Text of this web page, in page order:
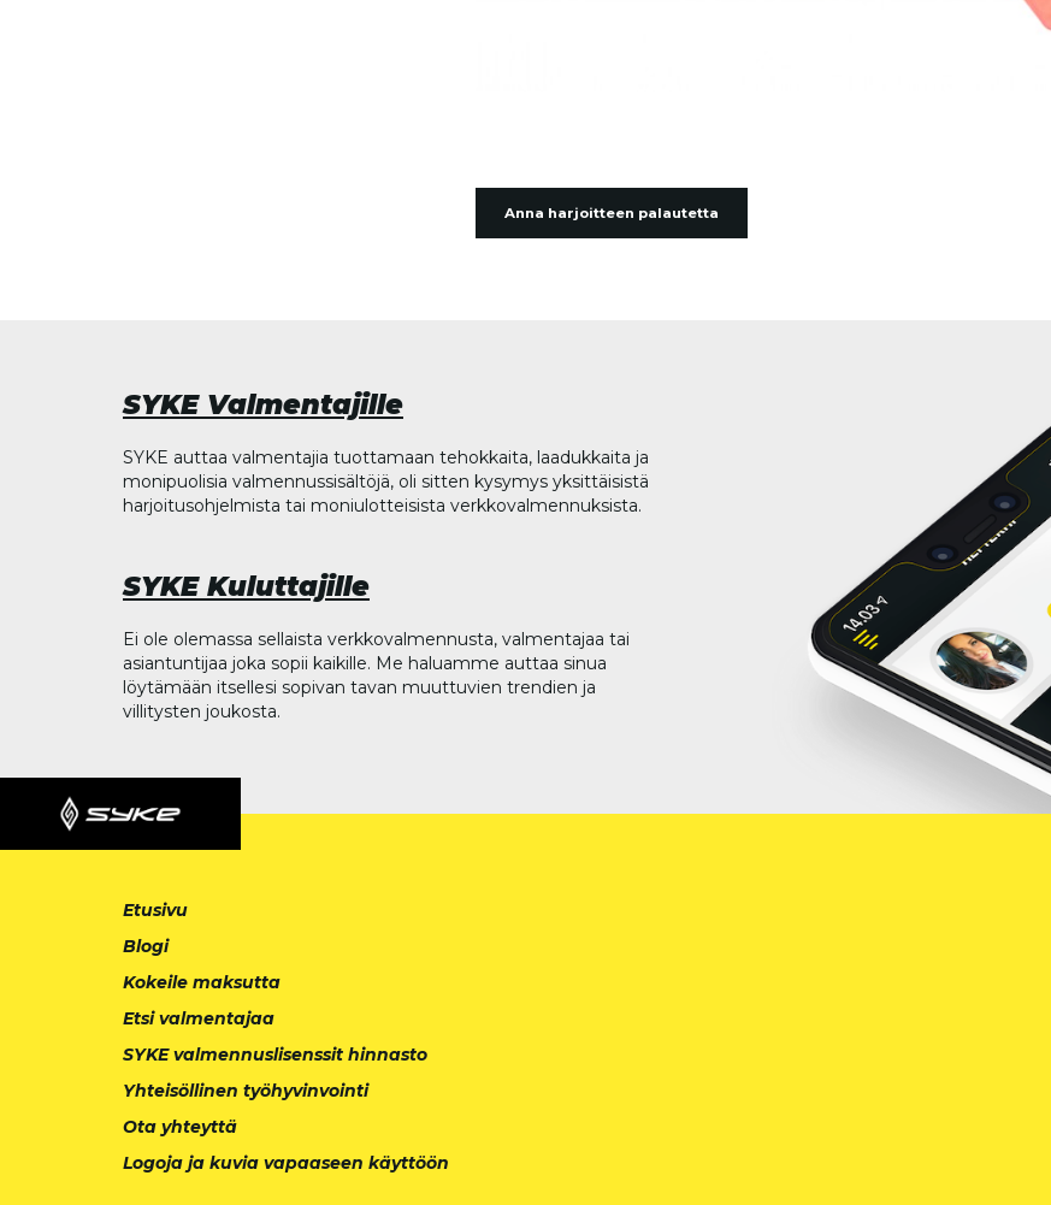
Anna harjoitteen palautetta
SYKE Valmentajille
SYKE auttaa valmentajia tuottamaan tehokkaita, laadukkaita ja
monipuolisia valmennussisältöjä, oli sitten kysymys yksittäisistä
harjoitusohjelmista tai moniulotteisista verkkovalmennuksista.
SYKE Kuluttajille
Ei ole olemassa sellaista verkkovalmennusta, valmentajaa tai
asiantuntijaa joka sopii kaikille. Me haluamme auttaa sinua
löytämään itsellesi sopivan tavan muuttuvien trendien ja
villitysten joukosta.
Etusivu
Blogi
Kokeile maksutta
Etsi valmentajaa
SYKE valmennuslisenssit hinnasto
Yhteisöllinen työhyvinvointi
Ota yhteyttä
Logoja ja kuvia vapaaseen käyttöön